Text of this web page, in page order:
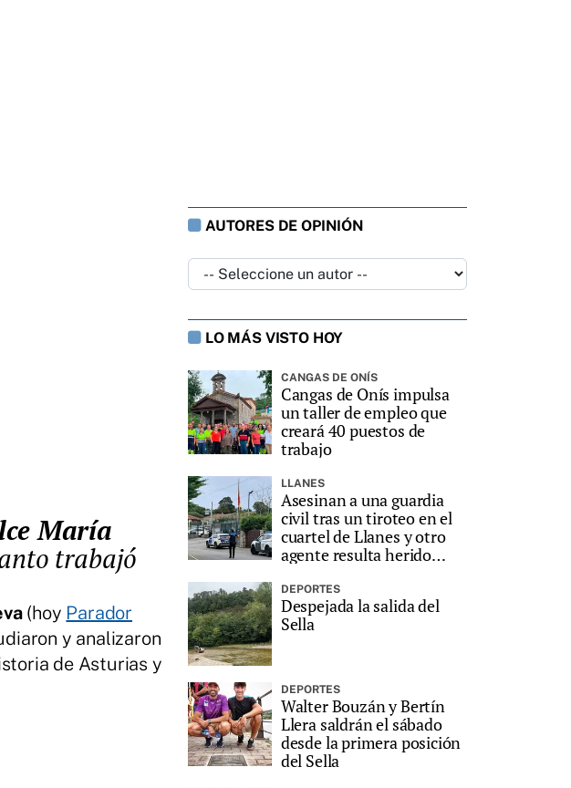
María
trabajó
(hoy Parador
y analizaron
de Asturias y
AUTORES DE OPINIÓN
LO MÁS VISTO HOY
CANGAS DE ONÍS
Cangas de Onís impulsa
un taller de empleo que
creará 40 puestos de
trabajo
LLANES
Asesinan a una guardia
civil tras un tiroteo en el
cuartel de Llanes y otro
agente resulta herido
DEPORTES
Despejada la salida del
Sella
DEPORTES
Walter Bouzán y Bertín
Llera saldrán el sábado
desde la primera posición
del Sella